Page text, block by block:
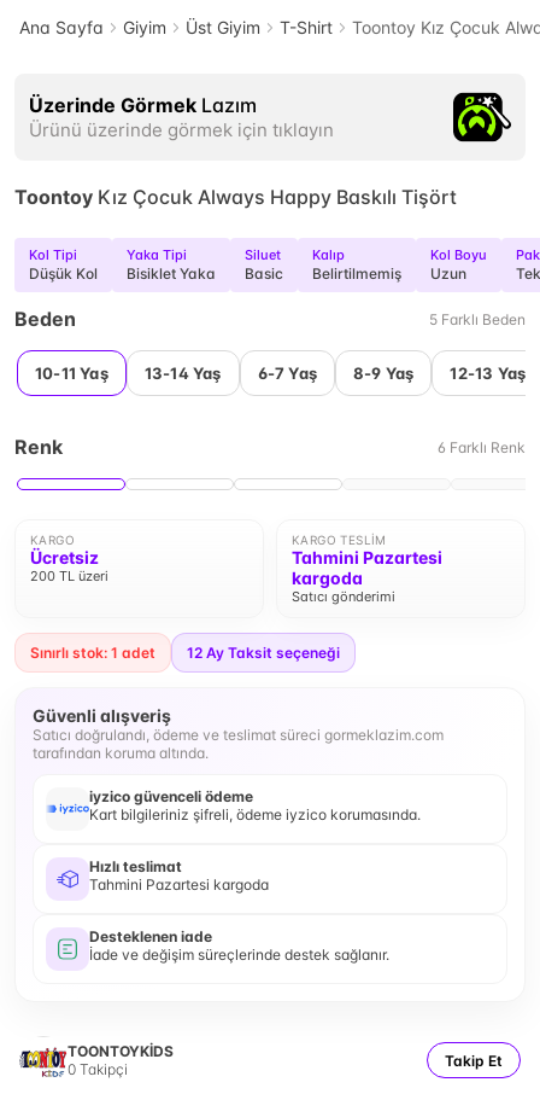
Ana Sayfa Giyim Üst Giyim T-Shirt Toontoy Kız Çocuk
Üzerinde Görmek Lazım
Ürünü üzerinde görmek için tıklayın
Toontoy Kız Çocuk Always Happy Baskılı Tişört
Kol Tipi
Düşük Kol
Yaka Tipi
Bisiklet Yaka
Siluet
Basic
Kalıp
Belirtilmemiş
Kol Boyu
Uzun
Beden 5 Farklı Beden
10-11 Yaş 13-14 Yaş 6-7 Yaş 8-9 Yaş 12-13 Yaş
Renk 6 Farklı Renk
KARGO
Ücretsiz
200 TL üzeri
KARGO TESLIM
Tahmini Pazartesi
kargoda
Satıcı gönderimi
Sınırlı stok: 1 adet 12 Ay Taksit seçeneği
Güvenli alışveriş
Satıcı doğrulandı, ödeme ve teslimat süreci gormeklazim.com
tarafından koruma altında.
iyzico güvenceli ödeme
Kart bilgileriniz şifreli, ödeme iyzico korumasında.
Hızlı teslimat
Tahmini Pazartesi kargoda
Desteklenen iade
İade ve değişim süreçlerinde destek sağlanır.
TOONTOYKİDS
0 Takipçi Takip Et